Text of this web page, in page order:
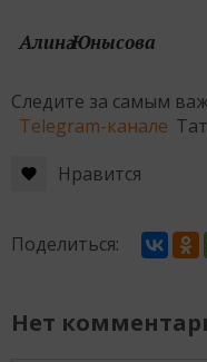
Алинә Юнысова
Следите за самым
Telegram-канале
Нравится
Поделиться:
Нет